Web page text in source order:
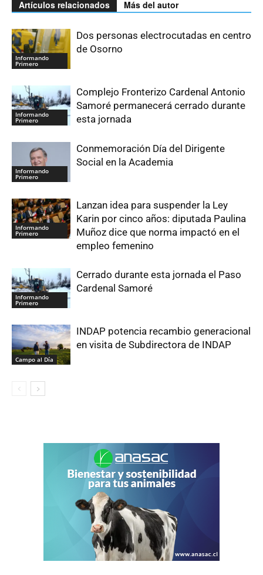
Artículos relacionados Más del autor
Informando
Primero
Dos personas electrocutadas en centro
de Osorno
Informando
Primero
Complejo Fronterizo Cardenal Antonio
Samoré permanecerá cerrado durante
esta jornada
Informando
Primero
Conmemoración Día del Dirigente
Social en la Academia
Informando
Primero
Lanzan idea para suspender la Ley
Karin por cinco años: diputada Paulina
Muñoz dice que norma impactó en el
empleo femenino
Informando
Primero
Cerrado durante esta jornada el Paso
Cardenal Samoré
Campo al Día
INDAP potencia recambio generacional
en visita de Subdirectora de INDAP